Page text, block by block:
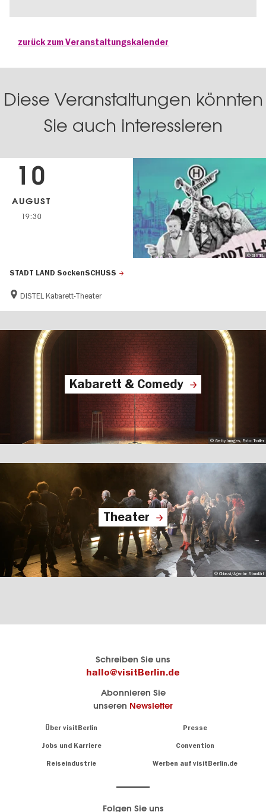
zurück zum Veranstaltungskalender
Diese Veranstaltungen könnten
Sie auch interessieren
STADT LAND SockenSCHUSS
DISTEL Kabarett-Theater
10
AUGUST
19:30
© DISTEL
Kabarett & Comedy
© Getty Images, Foto: Trodler
Theater
© Chiussi/Agentur StandArt
Schreiben Sie uns
hallo@visitBerlin.de
Abonnieren Sie
unseren Newsletter
Über visitBerlin Presse
Jobs und Karriere Convention
Reiseindustrie Werben auf visitBerlin.de
sind
für Sie da.
Insidertipps
Folgen Sie uns